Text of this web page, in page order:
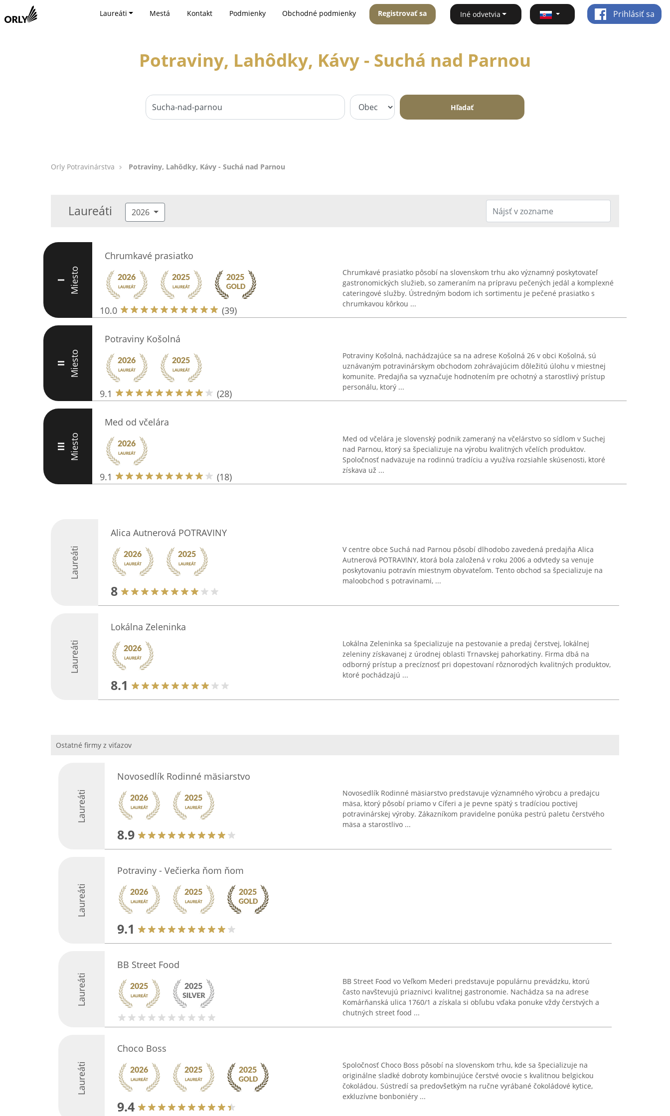
Laureáti Mestá Kontakt Podmienky Obchodné podmienky Registrovať sa Iné odvetvia Prihlásiť sa
Potraviny, Lahôdky, Kávy - Suchá nad Parnou
Hľadať
Orly Potravinárstva Potraviny, Lahôdky, Kávy - Suchá nad Parnou
Laureáti 2026
I Miesto
Chrumkavé prasiatko
10.0 (39)
Chrumkavé prasiatko pôsobí na slovenskom trhu ako významný poskytovateľ
gastronomických služieb, so zameraním na prípravu pečených jedál a komplexné
cateringové služby. Ústredným bodom ich sortimentu je pečené prasiatko s
chrumkavou kôrkou ...
II Miesto
Potraviny Košolná
9.1 (28)
Potraviny Košolná, nachádzajúce sa na adrese Košolná 26 v obci Košolná, sú
uznávaným potravinárskym obchodom zohrávajúcim dôležitú úlohu v miestnej
komunite. Predajňa sa vyznačuje hodnotením pre ochotný a starostlivý prístup
personálu, ktorý ...
III Miesto
Med od včelára
9.1 (18)
Med od včelára je slovenský podnik zameraný na včelárstvo so sídlom v Suchej
nad Parnou, ktorý sa špecializuje na výrobu kvalitných včelích produktov.
Spoločnosť nadväzuje na rodinnú tradíciu a využíva rozsiahle skúsenosti, ktoré
získava už ...
Laureáti
Alica Autnerová POTRAVINY
8
V centre obce Suchá nad Parnou pôsobí dlhodobo zavedená predajňa Alica
Autnerová POTRAVINY, ktorá bola založená v roku 2006 a odvtedy sa venuje
poskytovaniu potravín miestnym obyvateľom. Tento obchod sa špecializuje na
maloobchod s potravinami, ...
Laureáti
Lokálna Zeleninka
8.1
Lokálna Zeleninka sa špecializuje na pestovanie a predaj čerstvej, lokálnej
zeleniny získavanej z úrodnej oblasti Trnavskej pahorkatiny. Firma dbá na
odborný prístup a precíznosť pri dopestovaní rôznorodých kvalitných produktov,
ktoré pochádzajú ...
Ostatné firmy z viťazov
Laureáti
Novosedlík Rodinné mäsiarstvo
8.9
Novosedlík Rodinné mäsiarstvo predstavuje významného výrobcu a predajcu
mäsa, ktorý pôsobí priamo v Cíferi a je pevne spätý s tradíciou poctivej
potravinárskej výroby. Zákazníkom pravidelne ponúka pestrú paletu čerstvého
mäsa a starostlivo ...
Laureáti
Potraviny - Večierka ňom ňom
9.1
Laureáti
BB Street Food
BB Street Food vo Veľkom Mederi predstavuje populárnu prevádzku, ktorú
často navštevujú priaznivci kvalitnej gastronomie. Nachádza sa na adrese
Komárňanská ulica 1760/1 a získala si obľubu vďaka ponuke vždy čerstvých a
chutných street food ...
Laureáti
Choco Boss
9.4
Spoločnosť Choco Boss pôsobí na slovenskom trhu, kde sa špecializuje na
originálne sladké dobroty kombinujúce čerstvé ovocie s kvalitnou belgickou
čokoládou. Sústredí sa predovšetkým na ručne vyrábané čokoládové kytice,
exkluzívne bonboniéry ...